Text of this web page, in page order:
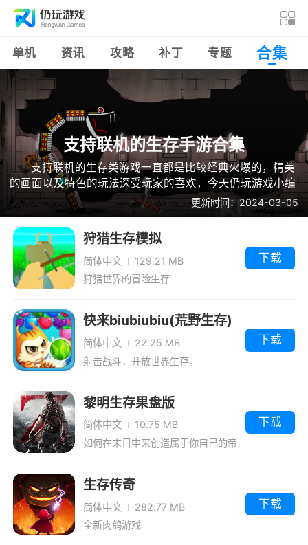
单机 资讯 攻略 补丁 专题 合集
支持联机的生存手游合集
支持联机的生存类游戏一直都是比较经典火爆的，精美
的画面以及特色的玩法深受玩家的喜欢，今天仍玩游戏小编
就为大家带来支持联机的生存手游合集，相信玩家在这个游
戏合集中绝对能够找到自己喜欢玩的游戏，感兴趣的玩家赶
快看看吧。
更新时间：2024-03-05
狩猎生存模拟
简体中文
129.21 MB
狩猎世界的冒险生存
下载
快来biubiubiu(荒野生存)
简体中文
22.25 MB
射击战斗，开放世界生存。
下载
黎明生存果盘版
简体中文
10.75 MB
如何在末日中来创造属于你自己的帝
下载
生存传奇
简体中文
282.77 MB
全新肉鸽游戏
下载